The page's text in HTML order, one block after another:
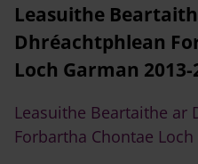
Leasuithe
Dhréachtphlean
Loch Garman 2013-
Leasuithe Beartaithe ar
Forbartha Chontae